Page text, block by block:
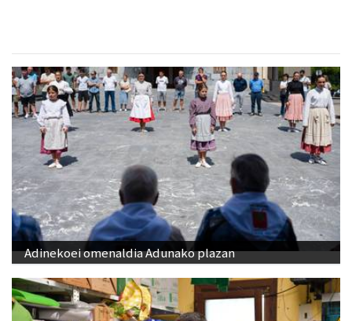
Adinekoei omenaldia Adunako plazan